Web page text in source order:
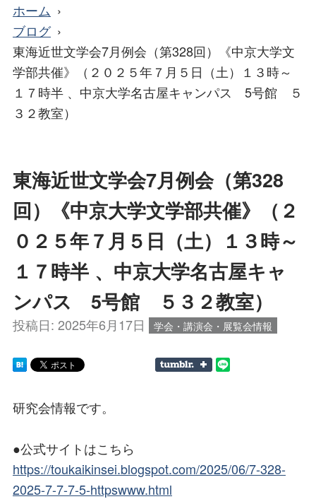
ホーム
ブログ
東海近世文学会7月例会（第328回）《中京大学文
学部共催》（２０２５年７月５日（土）１３時～
１７時半 、中京大学名古屋キャンパス 5号館 ５
３２教室）
東海近世文学会7月例会（第328
回）《中京大学文学部共催》（２
０２５年７月５日（土）１３時～
１７時半 、中京大学名古屋キャ
ンパス 5号館 ５３２教室）
投稿日: 2025年6月17日 学会・講演会・展覧会情報
研究会情報です。
●公式サイトはこちら
https://toukaikinsei.blogspot.com/2025/06/7-328-
2025-7-7-7-5-httpswww.html